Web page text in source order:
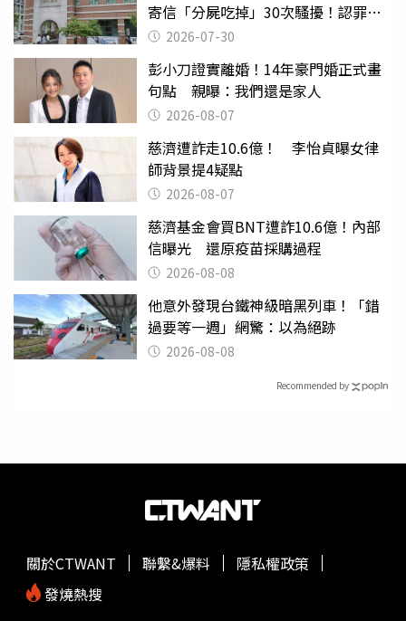
寄信「分屍吃掉」30次騷擾！認罪免
關 2026-07-30
彭小刀證實離婚！14年豪門婚正式畫
句點 親曝：我們還是家人
2026-08-07
慈濟遭詐走10.6億！ 李怡貞曝女律
師背景提4疑點
2026-08-07
慈濟基金會買BNT遭詐10.6億！內部
信曝光 還原疫苗採購過程
2026-08-08
他意外發現台鐵神級暗黑列車！「錯
過要等一週」網驚：以為絕跡
2026-08-08
Recommended by
關於CTWANT 聯繫&爆料
隱私權政策
發燒熱搜